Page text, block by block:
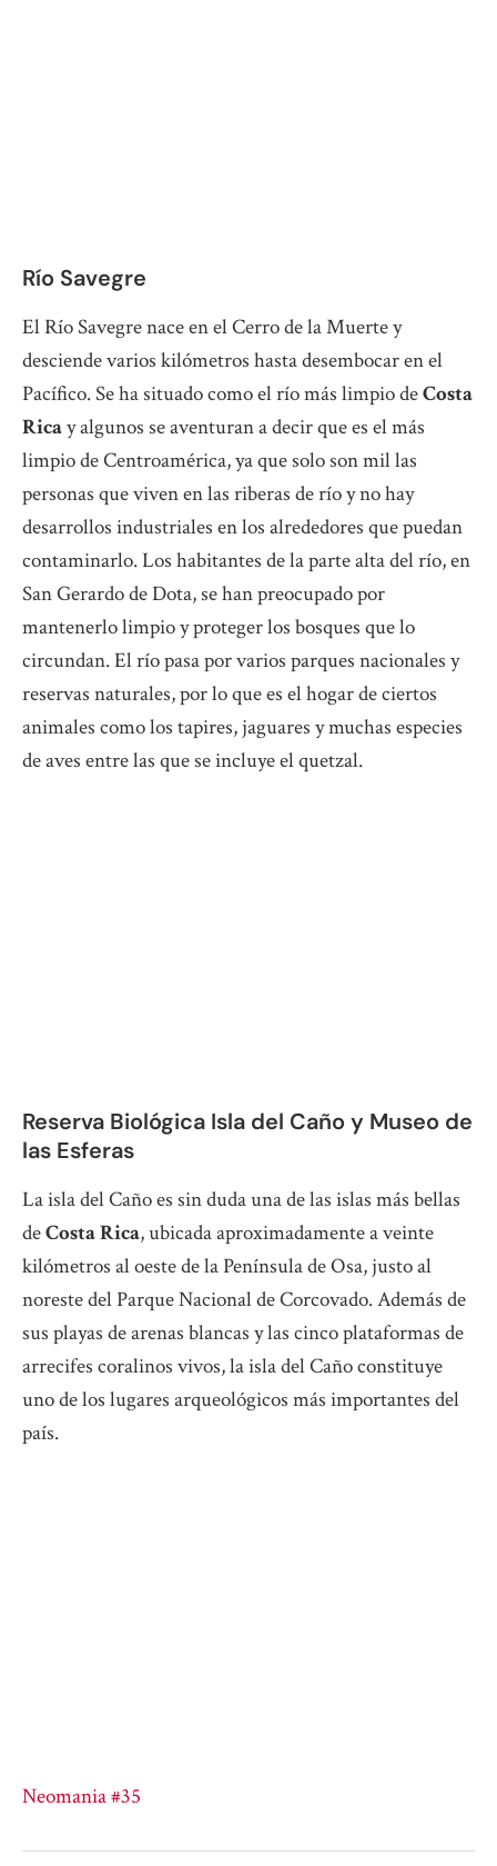
Río Savegre
El Río Savegre nace en el Cerro de la Muerte y
desciende varios kilómetros hasta desembocar en el
Pacífico. Se ha situado como el río más limpio deCosta
Ricay algunos se aventuran a decir que es el más
limpio de Centroamérica, ya que solo son mil las
personas que viven en las riberas de río y no hay
desarrollos industriales en los alrededores que puedan
contaminarlo. Los habitantes de la parte alta del río, en
San Gerardo de Dota, se han preocupado por
mantenerlo limpio y proteger los bosques que lo
circundan. El río pasa por varios parques nacionales y
reservas naturales, por lo que es el hogar de ciertos
animales como los tapires, jaguares y muchas especies
de aves entre las que se incluye el quetzal.
Reserva Biológica Isla del Caño y Museo de
las Esferas
La isla del Caño es sin duda una de las islas más bellas
deCosta Rica, ubicada aproximadamente a veinte
kilómetros al oeste de la Península de Osa, justo al
noreste del Parque Nacional de Corcovado. Además de
sus playas de arenas blancas y las cinco plataformas de
arrecifes coralinos vivos, la isla del Caño constituye
uno de los lugares arqueológicos más importantes del
país.
Neomania #35